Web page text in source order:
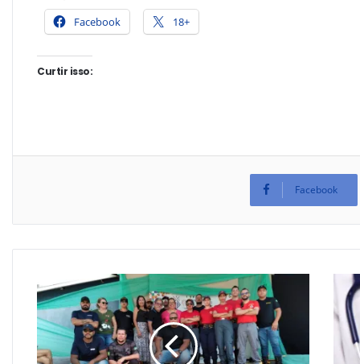
Facebook 18+
Curtir isso:
Facebook